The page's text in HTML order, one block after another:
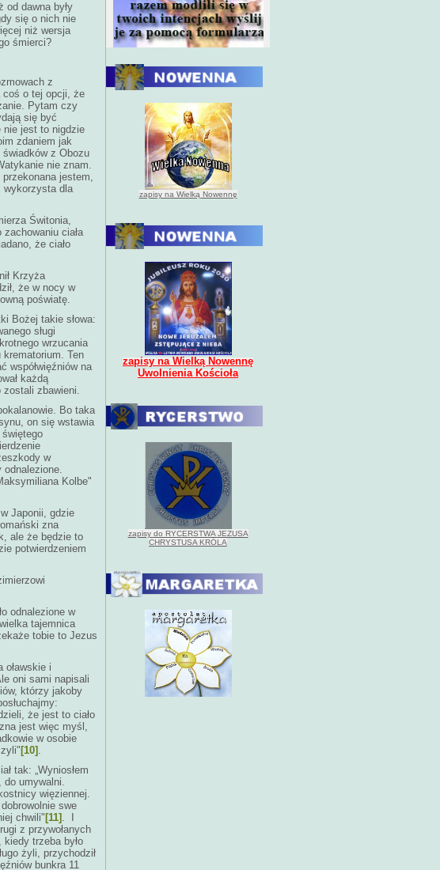
od dawna były
się o nich nie
niż wersja
śmierci?
z
coś o tej opcji, że
Pytam czy
się być
nie jest to nigdzie
zdaniem jak
świadków z Obozu
nie znam.
jestem,
wykorzysta dla
Świtonia,
ciała
że ciało
Krzyża
że w nocy w
poświatę.
Bożej takie słowa:
sługi
wrzucania
krematorium. Ten
współwięźniów na
każdą
zostali zbawieni.
Bo taka
on się wstawia
świętego
w
odnalezione.
Kolbe"
Japonii, gdzie
zna
ale że będzie to
potwierdzeniem
odnalezione w
tajemnica
tobie to Jezus
oławskie i
oni sami napisali
którzy jakoby
że jest to ciało
jest więc myśl,
w osobie
[10] .
tak: „Wyniosłem
do umywalni.
więziennej.
swe
chwili" [11] . I
z przywołanych
trzeba było
żyli, przychodził
bunkra 11
zapisy na Wielką Nowennę
zapisy na Wielką Nowennę
Uwolnienia Kościoła
zapisy do RYCERSTWA JEZUSA
CHRYSTUSA KRÓLA